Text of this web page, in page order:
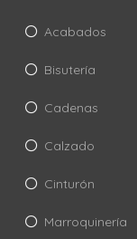
Acabados
Bisutería
Cadenas
Calzado
Cinturón
Marroquinería